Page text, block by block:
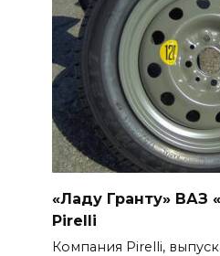
«Ладу Гранту» ВАЗ
Pirelli
Компания Pirelli,